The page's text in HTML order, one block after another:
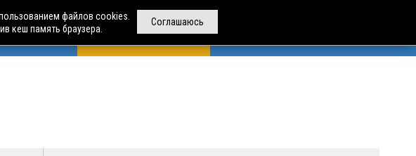
ЧАРТЕРЫ АРЕНДА АВТОБУСОВ
Соглашаюсь
файлов cookies.
кеш память браузера.